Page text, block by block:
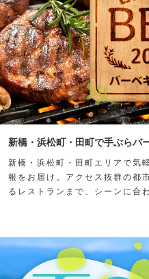
新橋・浜松町・田町で手ぶらバ
新橋・浜松町・田町エリアで気
報をお届け。アクセス抜群の都
るレストランまで、シーンに合